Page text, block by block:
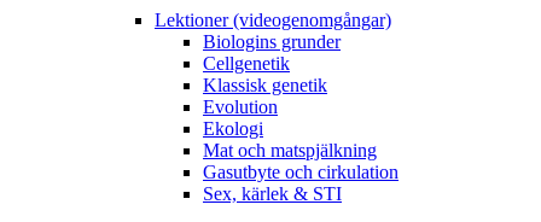
Lektioner (videogenomgångar)
Biologins grunder
Cellgenetik
Klassisk genetik
Evolution
Ekologi
Mat och matspjälkning
Gasutbyte och cirkulation
Sex, kärlek & STI